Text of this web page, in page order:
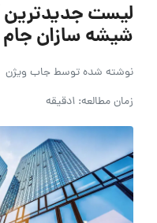
لیست
شیشه سازان جام ایمن |
نوشته شده توسطجاب ویژن
زمان مطالعه: 1دقیقه